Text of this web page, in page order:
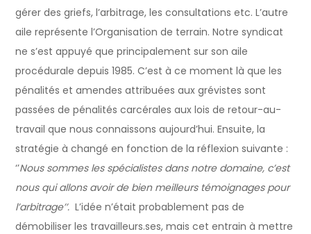
gérer des griefs, l’arbitrage, les consultations etc. L’autre
aile représente l’Organisation de terrain. Notre syndicat
ne s’est appuyé que principalement sur son aile
procédurale depuis 1985. C’est à ce moment là que les
pénalités et amendes attribuées aux grévistes sont
passées de pénalités carcérales aux lois de retour-au-
travail que nous connaissons aujourd’hui. Ensuite, la
stratégie à changé en fonction de la réflexion suivante :
‘’Nous sommes les spécialistes dans notre domaine, c’est
nous qui allons avoir de bien meilleurs témoignages pour
l’arbitrage’’. L’idée n’était probablement pas de
démobiliser les travailleurs.ses, mais cet entrain à mettre